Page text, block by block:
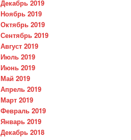
Декабрь 2019
Ноябрь 2019
Октябрь 2019
Сентябрь 2019
Август 2019
Июль 2019
Июнь 2019
Май 2019
Апрель 2019
Март 2019
Февраль 2019
Январь 2019
Декабрь 2018